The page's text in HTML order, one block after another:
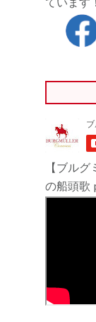
ています！
【ブル
の船頭歌